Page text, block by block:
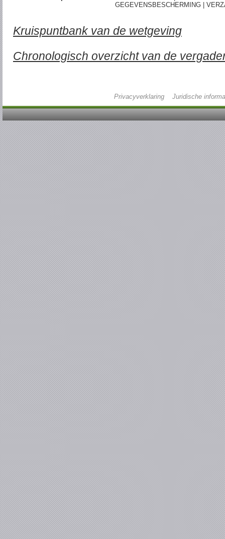
GEGEVENSBESCHERMING |
Kruispuntbank van de wetgeving
Chronologisch overzicht van de
Privacyverklaring Juridische